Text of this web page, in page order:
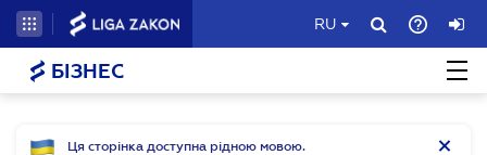
RU
БІЗНЕС
Ця сторінка доступна рідною мовою.